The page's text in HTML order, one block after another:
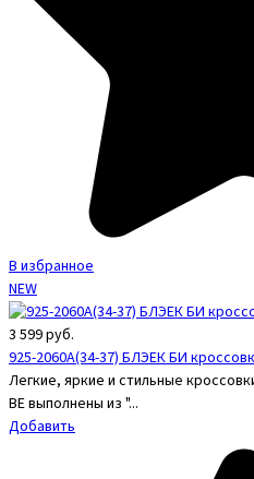
В избранное
NEW
3 599руб.
925-2060A(34-37) БЛЭЕК БИ
Легкие, яркие и стильные
BE выполнены из "...
Добавить